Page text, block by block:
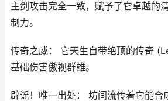
主剑攻击完全一致，赋予了它卓越的
制力。
传奇之威： 它天生自带绝顶的传奇
基础伤害傲视群雄。
辟谣！唯一出处： 坊间流传着它能合